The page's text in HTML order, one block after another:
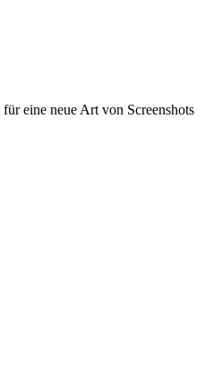
eine neue Art von Screenshots